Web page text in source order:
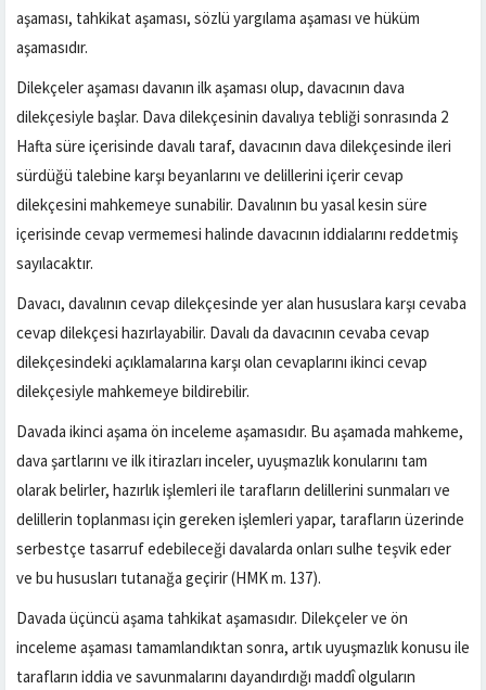
aşaması, tahkikat aşaması, sözlü yargılama aşaması ve hüküm
aşamasıdır.
Dilekçeler aşaması davanın ilk aşaması olup, davacının dava
dilekçesiyle başlar. Dava dilekçesinin davalıya tebliği sonrasında 2
Hafta süre içerisinde davalı taraf, davacının dava dilekçesinde ileri
sürdüğü talebine karşı beyanlarını ve delillerini içerir cevap
dilekçesini mahkemeye sunabilir. Davalının bu yasal kesin süre
içerisinde cevap vermemesi halinde davacının iddialarını reddetmiş
sayılacaktır.
Davacı, davalının cevap dilekçesinde yer alan hususlara karşı cevaba
cevap dilekçesi hazırlayabilir. Davalı da davacının cevaba cevap
dilekçesindeki açıklamalarına karşı olan cevaplarını ikinci cevap
dilekçesiyle mahkemeye bildirebilir.
Davada ikinci aşama ön inceleme aşamasıdır. Bu aşamada mahkeme,
dava şartlarını ve ilk itirazları inceler, uyuşmazlık konularını tam
olarak belirler, hazırlık işlemleri ile tarafların delillerini sunmaları ve
delillerin toplanması için gereken işlemleri yapar, tarafların üzerinde
serbestçe tasarruf edebileceği davalarda onları sulhe teşvik eder
ve bu hususları tutanağa geçirir (HMK m. 137).
Davada üçüncü aşama tahkikat aşamasıdır. Dilekçeler ve ön
inceleme aşaması tamamlandıktan sonra, artık uyuşmazlık konusu ile
tarafların iddia ve savunmalarını dayandırdığı maddî olguların